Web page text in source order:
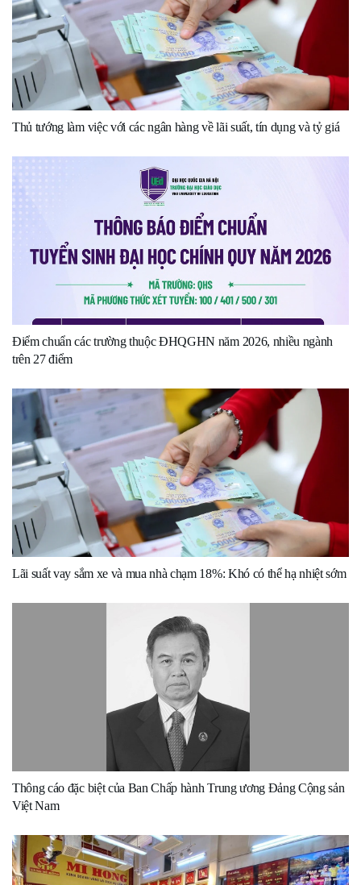
Thủ tướng làm việc với các ngân hàng về lãi suất, tín dụng và tỷ giá
Điểm chuẩn các trường thuộc ĐHQGHN năm 2026, nhiều ngành
trên 27 điểm
Lãi suất vay sắm xe và mua nhà chạm 18%: Khó có thể hạ nhiệt sớm
Thông cáo đặc biệt của Ban Chấp hành Trung ương Đảng Cộng sản
Việt Nam